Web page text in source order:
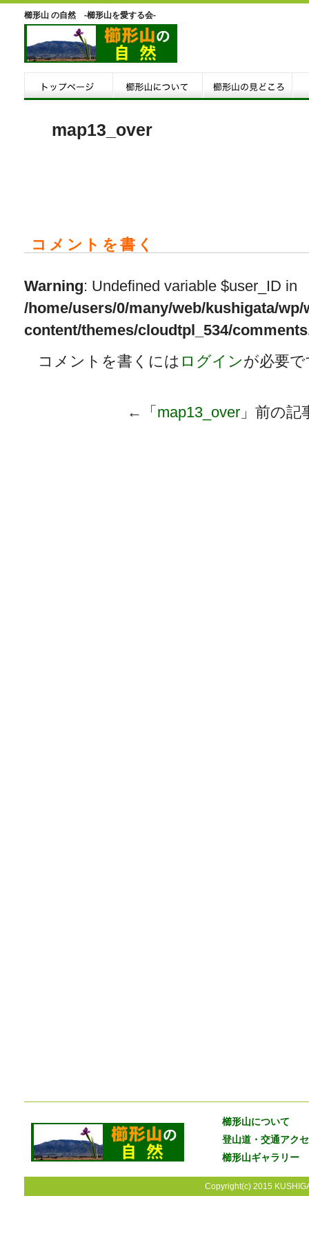
櫛形山 の自然 -櫛形山を愛する会-
map13_over
コメントを書く
Warning: Undefined variable $user_ID in
/home/users/0/many/web/kushigata/wp/
content/themes/cloudtpl_534/
コメントを書くには ログインが必要
←「 map13_over 」前の
櫛形山について
登山道・交通アク
櫛形山ギャラリー
Copyright(c) 2015